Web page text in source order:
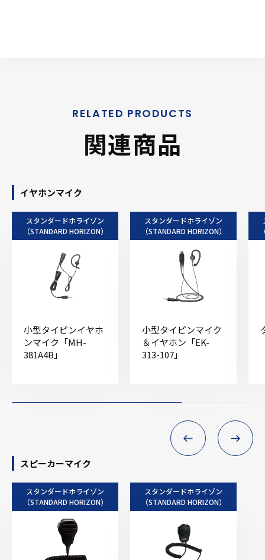
関連商品
イヤホンマイク
スタンダードホライゾン
（STANDARD HORIZON）
小型タイピンイヤホ
ンマイク「MH-
381A4B」
スタンダードホライゾン
（STANDARD HORIZON）
小型タイピンマイク
＆イヤホン「EK-
313-107」
スピーカーマイク
スタンダードホライゾン
（STANDARD HORIZON）
スタンダードホライゾン
（STANDARD HORIZON）